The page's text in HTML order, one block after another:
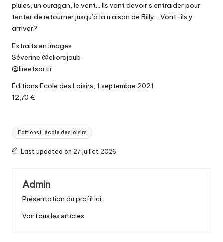
pluies, un ouragan, le vent… Ils vont devoir s’entraider pour
tenter de retourner jusqu’à la maison de Billy… Vont-ils y
arriver?
Extraits en images
Séverine @eliorajoub
@lireetsortir
Éditions Ecole des Loisirs, 1 septembre 2021
12,70 €
Tags:
Editions L'école des loisirs
Last updated on 27 juillet 2026
Admin
Présentation du profil ici..
Voir tous les articles